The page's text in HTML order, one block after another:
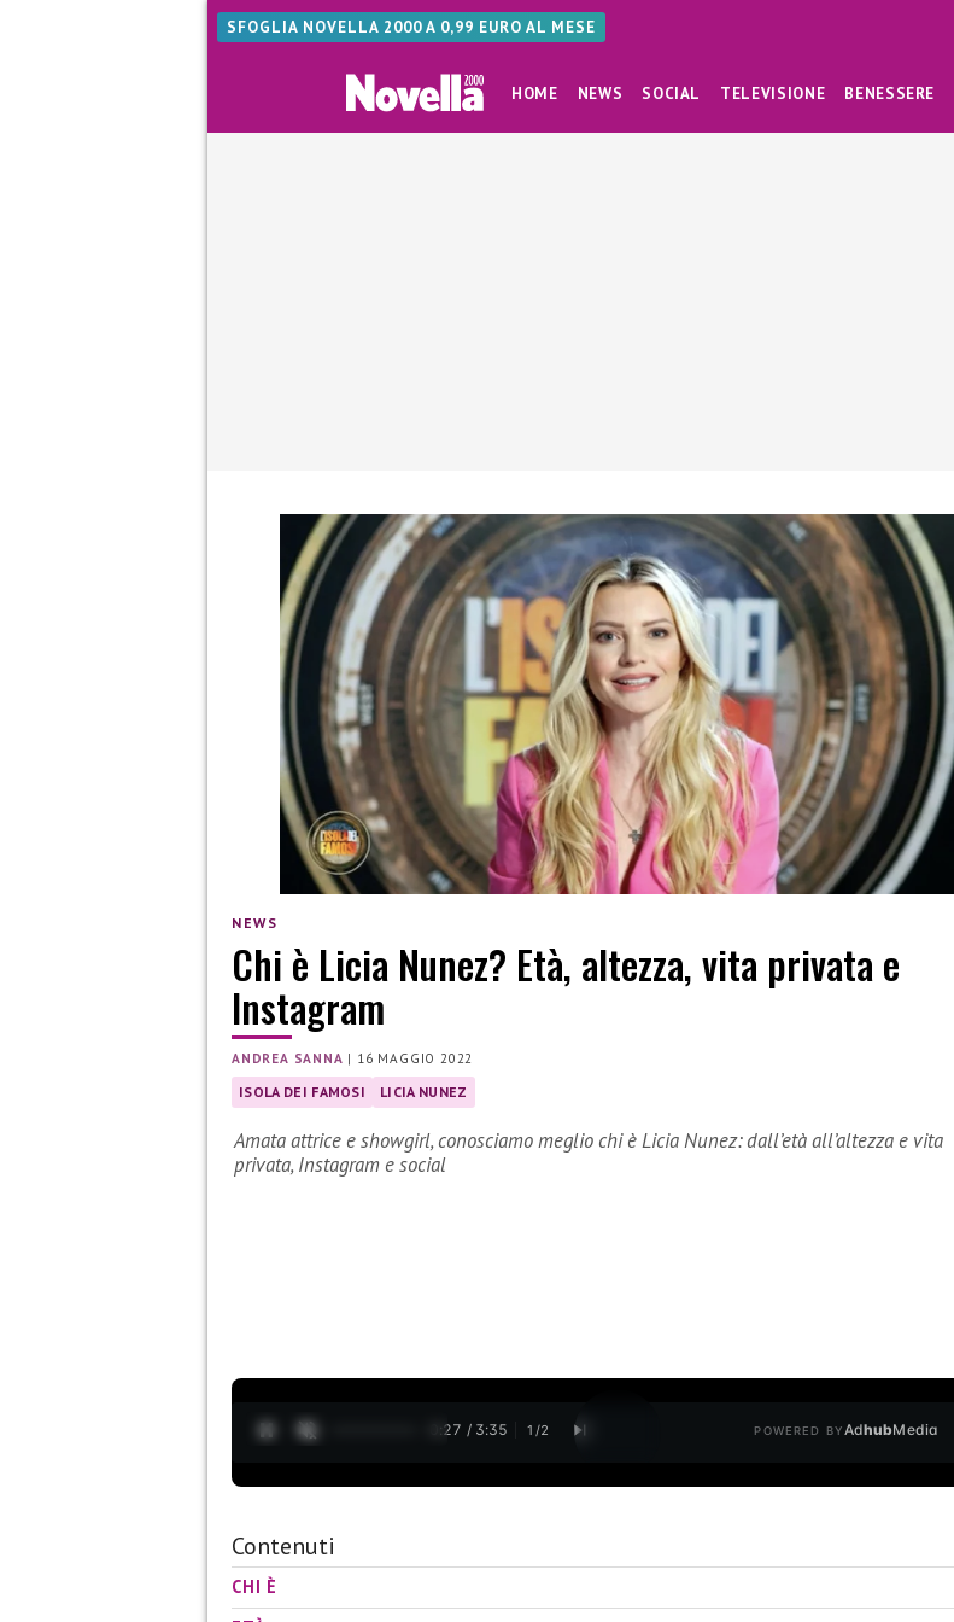
SFOGLIA NOVELLA 2000 A 0,99 EURO AL MESE
HOME NEWS SOCIAL TELEVISIONE BENESSERE
NEWS
Chi è Licia Nunez? Età, altezza, vita privata e
Instagram
ANDREA SANNA | 16 MAGGIO 2022
ISOLA DEI FAMOSI LICIA NUNEZ
Amata attrice e showgirl, conosciamo meglio chi è Licia Nunez: dall’età all’altezza e vita
privata, Instagram e social
0:27 / 3:35 1 /2 POWERED BYAdhubMedia
Contenuti
CHI È